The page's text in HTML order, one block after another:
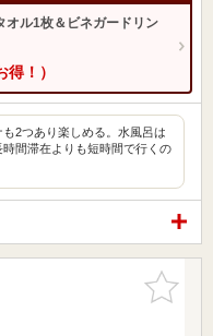
オル1枚＆ビネガードリン
！）
2つあり楽しめる。水風呂は
間滞在よりも短時間で行くの
お気に入
りに追加